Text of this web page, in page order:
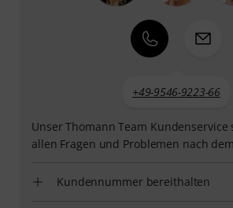
+49-9546-9223-66
Unser Thomann Team
allen Fragen und Problemen nach
Kundennummer bereithalten